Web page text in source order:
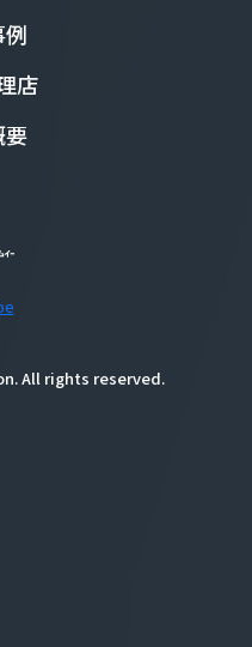
店
要
All rights reserved.